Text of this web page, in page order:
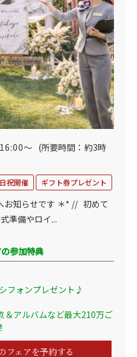
～ (所要時間：約3時
祝開催 ギフト券プレゼント
お知らせです ＊* // 初めて
準備やロイ...
参加特典
フォンプレゼント♪
＆アルバムなど最大210万ご
フェアを予約する